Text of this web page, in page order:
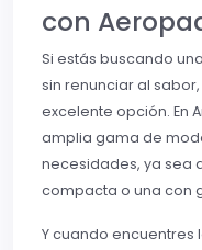
con
Si estás buscando
sin renunciar al
excelente opción. En
amplia gama de
necesidades, ya sea
compacta o una con
Y cuando